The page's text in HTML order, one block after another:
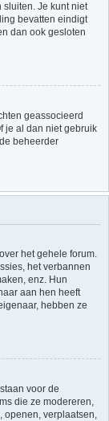
Je kunt niet
bevatten eindigt
dan ook gesloten
geassocieerd
je al dan niet gebruik
beheerder
het gehele forum.
het verbannen
enz. Hun
aan hen heeft
hebben ze
voor de
die ze modereren,
openen, verplaatsen,